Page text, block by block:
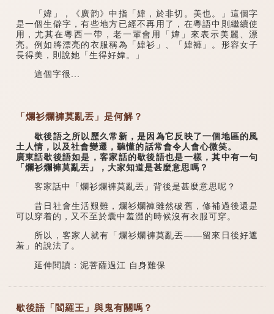
「媁」，《廣韵》中指「媁，於非切。美也。」這個字
是一個生僻字，有些地方已經不再用了，在粵語中則繼續使
用，尤其在粵西一帶，老一輩會用「媁」來表示美麗、漂
亮。例如將漂亮的衣服稱為「媁衫」、「媁褲」。形容女子
長得美，則說她「生得好媁。」
這個字很...
「爛衫爛褲莫亂丟」是何解？
歇後語之所以歷久常新，是因為它反映了一個地區的風
土人情，以及社會變遷，聽懂的話常會令人會心微笑。
廣東話歇後語如是，客家話的歇後語也是一樣，其中有一句
「爛衫爛褲莫亂丟」，大家知道是甚麼意思嗎？
客家話中「爛衫爛褲莫亂丟」背後是甚麼意思呢？
昔日社會生活艱難，爛衫爛褲雖然破舊，修補過後還是
可以穿着的，又不至於囊中羞澀的時候沒有衣服可穿。
所以，客家人就有「爛衫爛褲莫亂丟——留來日後好遮
羞」的說法了。
延伸閱讀：泥菩薩過江 自身難保
歇後語「閻羅王」與鬼有關嗎？